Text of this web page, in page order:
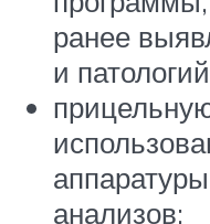
ранее
и
анализов;